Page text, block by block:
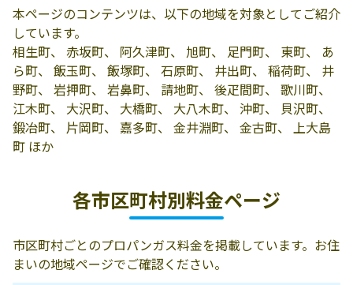
有限会社嶺岸米
穀店
高崎市上豊岡町
027-323-2274
有限会社矢島吉
三商店
高崎市昭和町104 027-322-4069
有限会社富澤燃
料
高崎市中居町2-
7-23
027-352-5333
新町2854
油
高崎市三ﾂ寺町
1184-1
有限会社浅見プ
高崎市箕郷町大
本ページのコンテンツは、以下の地域を対象としてご紹介
しています。
相生町、 赤坂町、 阿久津町、 旭町、 足門町、 東町、 あ
ら町、 飯玉町、 飯塚町、 石原町、 井出町、 稲荷町、 井
野町、 岩押町、 岩鼻町、 請地町、 後疋間町、 歌川町、
江木町、 大沢町、 大橋町、 大八木町、 沖町、 貝沢町、
鍛冶町、 片岡町、 嘉多町、 金井淵町、 金古町、 上大島
町 ほか
各市区町村別料金ページ
市区町村ごとのプロパンガス料金を掲載しています。お住
まいの地域ページでご確認ください。